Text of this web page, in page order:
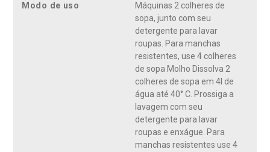
Modo de uso
Máquinas 2 colheres de
sopa, junto com seu
detergente para lavar
roupas. Para manchas
resistentes, use 4 colheres
de sopa Molho Dissolva 2
colheres de sopa em 4l de
água até 40° C. Prossiga a
lavagem com seu
detergente para lavar
roupas e enxágue. Para
manchas resistentes use 4